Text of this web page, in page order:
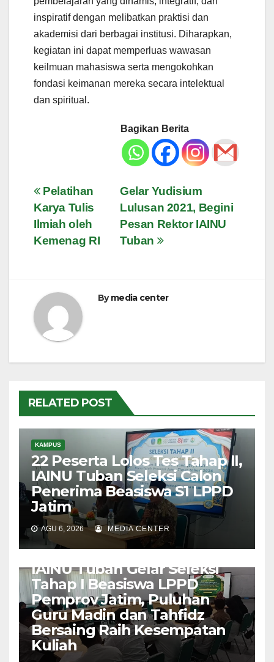
inspiratif dengan melibatkan praktisi dan
akademisi dari berbagai institusi. Diharapkan,
kegiatan ini dapat memperluas wawasan
keilmuan mahasiswa serta mengokohkan
fondasi keimanan mereka secara intelektual
dan spiritual.
Bagikan Berita
Navigasi
pos
Gelar Yudisium
Lulusan 2021, Begini
Pesan Rektor IAINU
Tuban
Pelatihan
Karya Tulis
Ilmiah oleh
Kemenag RI
Bymedia center
RELATED POST
KAMPUS
22 Peserta Lolos Tes Tahap II,
IAINU Tuban Seleksi Calon
Penerima Beasiswa S1 LPPD
Jatim
AGU 6, 2026 MEDIA CENTER
IAINU Tuban Gelar Seleksi
Tahap I Beasiswa LPPD
Pemprov Jatim, Puluhan
Guru Madin dan Tahfidz
Bersaing Raih Kesempatan
Kuliah